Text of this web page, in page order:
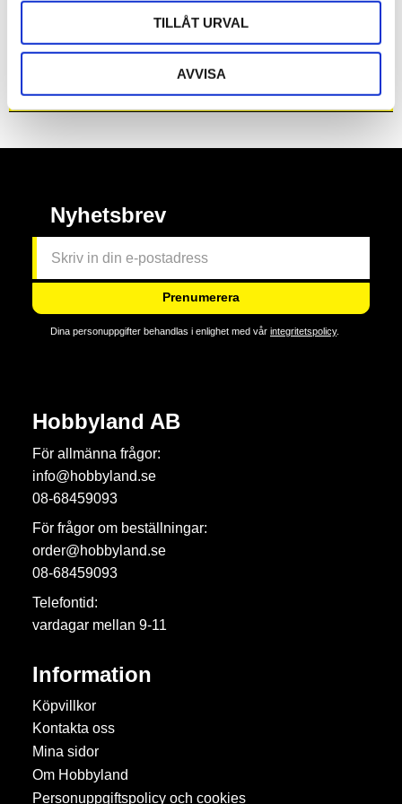
TILLÅT URVAL
AVVISA
tuft in and make the process flow easier - but for speedy
mounting of tufts Super Glue is the way to go.
Omdömen
Nyhetsbrev
Prenumerera
Dina personuppgifter behandlas i enlighet med vår integritetspolicy.
Hobbyland AB
För allmänna frågor:
info@hobbyland.se
08-68459093
För frågor om beställningar:
order@hobbyland.se
08-68459093
Telefontid:
vardagar mellan 9-11
Information
Köpvillkor
Kontakta oss
Mina sidor
Om Hobbyland
Personuppgiftspolicy och cookies